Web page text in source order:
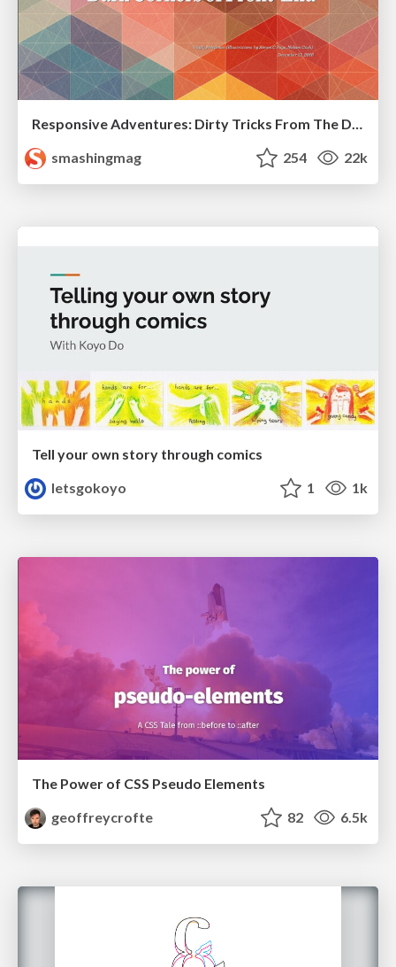
Responsive Adventures: Dirty Tricks From The Dark Corners of Front-End
smashingmag
254 22k
Tell your own story through comics
letsgokoyo
1 1k
The Power of CSS Pseudo Elements
geoffreycrofte
82 6.5k